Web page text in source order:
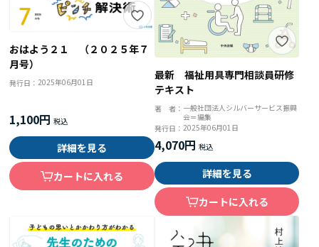
おはよう２１ （２０２５年７
月号）
発行日：2025年06月01日
1,100円
詳細を見る
カートに入れる
最新 福祉用具専門相談員研修
テキスト
著 者： 一般社団法人シルバーサービス振興
会＝編集
発行日： 2025年06月01日
4,070円
詳細を見る
カートに入れる